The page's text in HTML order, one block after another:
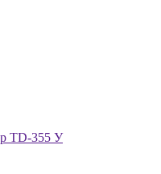
TD-355 У